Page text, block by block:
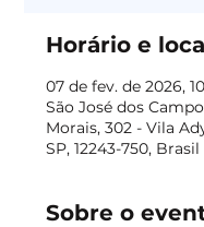
Horário e
07 de fev. de 2026,
São José dos
Morais, 302 - Vila
SP, 12243-750, Brasil
Sobre o